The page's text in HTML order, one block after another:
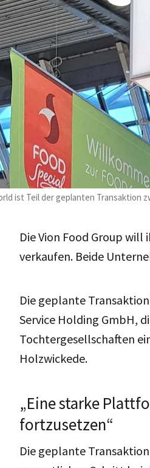
ist Teil der geplanten Transaktion
Die Vion Food Group will
verkaufen. Beide
Die geplante
Service Holding GmbH,
Tochtergesellschaften
Holzwickede.
„Eine starke
fortzusetzen“
Die geplante